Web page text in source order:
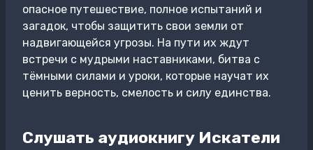
опасное путешествие, полное испытаний и
загадок, чтобы защитить свои земли от
надвигающейся угрозы. На пути их ждут
встречи с мудрыми наставниками, битва с
тёмными силами и уроки, которые научат их
ценить верность, смелость и силу единства.
Слушать аудиокнигу Искатели